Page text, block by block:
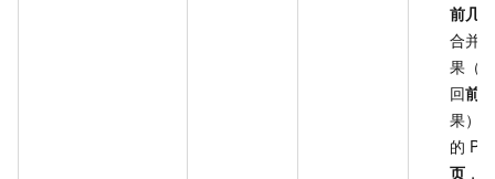
前几页
合并
果（
回前
果）
的
页 ，